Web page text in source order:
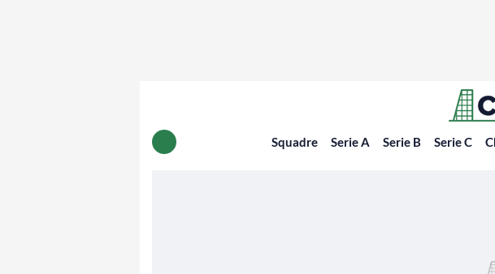
Squadre Serie A Serie B Serie C